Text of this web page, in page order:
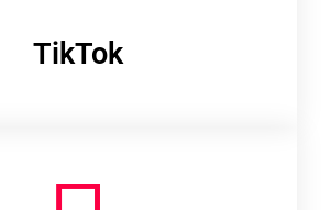
TikTok